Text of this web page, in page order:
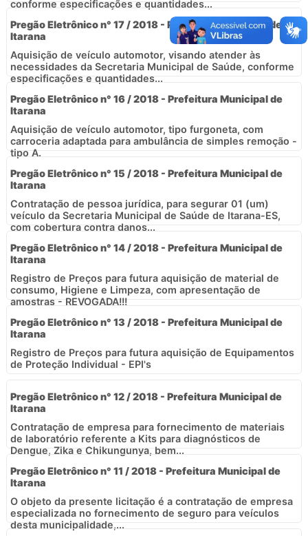
conforme especificações e quantidades...
Pregão Eletrônico n° 17 / 2018 - Prefeitura Municipal de
Itarana
Aquisição de veículo automotor, visando atender às
necessidades da Secretaria Municipal de Saúde, conforme
especificações e quantidades...
Pregão Eletrônico n° 16 / 2018 - Prefeitura Municipal de
Itarana
Aquisição de veículo automotor, tipo furgoneta, com
carroceria adaptada para ambulância de simples remoção -
tipo A.
Pregão Eletrônico n° 15 / 2018 - Prefeitura Municipal de
Itarana
Contratação de pessoa jurídica, para segurar 01 (um)
veículo da Secretaria Municipal de Saúde de Itarana-ES,
com cobertura contra danos...
Pregão Eletrônico n° 14 / 2018 - Prefeitura Municipal de
Itarana
Registro de Preços para futura aquisição de material de
consumo, Higiene e Limpeza, com apresentação de
amostras - REVOGADA!!!
Pregão Eletrônico n° 13 / 2018 - Prefeitura Municipal de
Itarana
Registro de Preços para futura aquisição de Equipamentos
de Proteção Individual - EPI's
Pregão Eletrônico n° 12 / 2018 - Prefeitura Municipal de
Itarana
Contratação de empresa para fornecimento de materiais
de laboratório referente a Kits para diagnósticos de
Dengue, Zika e Chikungunya, bem...
Pregão Eletrônico n° 11 / 2018 - Prefeitura Municipal de
Itarana
O objeto da presente licitação é a contratação de empresa
especializada no fornecimento de seguro para veículos
desta municipalidade,...